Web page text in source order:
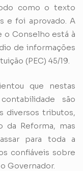
como o texto
e foi aprovado. A
o Conselho está à
de informações
(PEC) 45/19.
que nestas
são
diversos tributos,
da Reforma, mas
para toda a
confiáveis sobre
Governador.